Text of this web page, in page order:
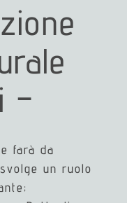
–
farà da
un ruolo